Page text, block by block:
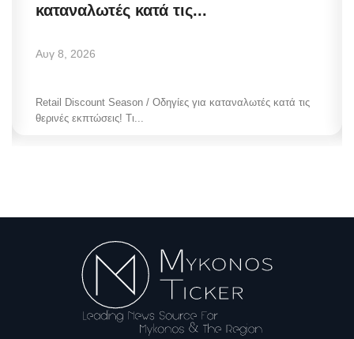
καταναλωτές κατά τις...
Αυγ 8, 2026
Retail Discount Season / Οδηγίες για καταναλωτές κατά τις
θερινές εκπτώσεις! Τι...